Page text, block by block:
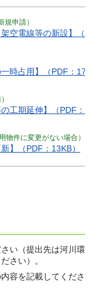
規申請）
空電線等の新設】（
時占用】（PDF：
工期延伸】（PDF：
物件に変更がない場合）
】（PDF：13KB）
い（提出先は河川環
さい）。
容を記載してくださ